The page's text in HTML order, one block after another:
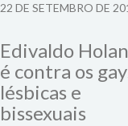
22 DE SETEMBRO DE
Edivaldo
é contra os
lésbicas e
bissexuais